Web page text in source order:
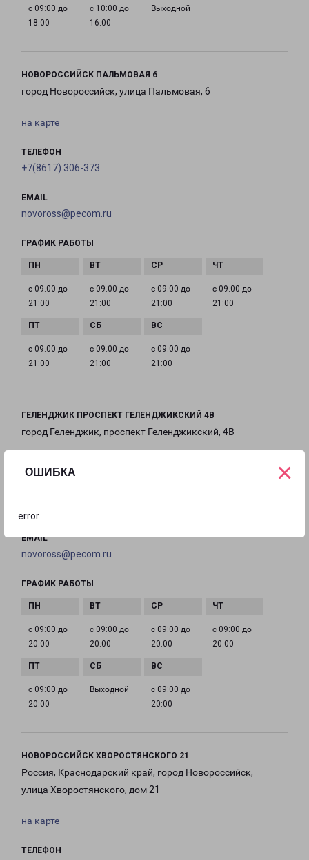
ОШИБКА
error
×
с 09:00 до
18:00
с 10:00 до
16:00
Выходной
НОВОРОССИЙСК ПАЛЬМОВАЯ 6
город Новороссийск, улица Пальмовая, 6
на карте
ТЕЛЕФОН
+7(8617) 306-373
EMAIL
novoross@pecom.ru
ГРАФИК РАБОТЫ
с 09:00 до
21:00
с 09:00 до
21:00
с 09:00 до
21:00
с 09:00 до
21:00
с 09:00 до
21:00
с 09:00 до
21:00
с 09:00 до
21:00
ГЕЛЕНДЖИК ПРОСПЕКТ ГЕЛЕНДЖИКСКИЙ 4В
город Геленджик, проспект Геленджикский, 4В
ТЕЛЕФОН
EMAIL
novoross@pecom.ru
ГРАФИК РАБОТЫ
с 09:00 до
20:00
с 09:00 до
20:00
с 09:00 до
20:00
с 09:00 до
20:00
с 09:00 до
20:00
Выходной
с 09:00 до
20:00
НОВОРОССИЙСК ХВОРОСТЯНСКОГО 21
Россия, Краснодарский край, город Новороссийск,
улица Хворостянского, дом 21
на карте
ТЕЛЕФОН